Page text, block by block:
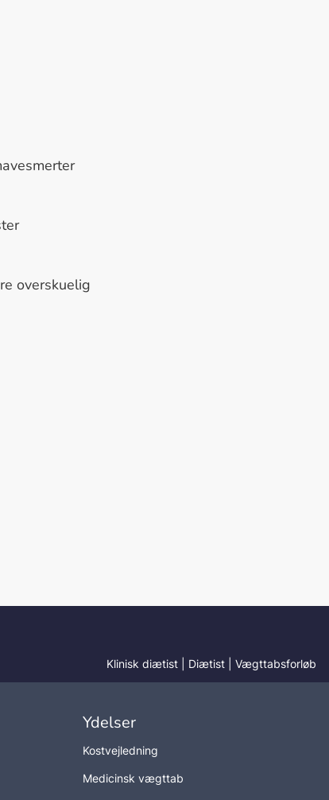
overskuelig
Klinisk diætist Diætist Vægttabsforløb
Ydelser
Kostvejledning
Medicinsk vægttab